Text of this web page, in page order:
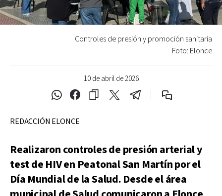
10 de abril de 2026
Controles de presión y promoción sanitaria
Foto: Elonce
REDACCIÓN ELONCE
Realizaron controles de presión arterial y
test de HIV en Peatonal San Martín por el
Día Mundial de la Salud. Desde el área